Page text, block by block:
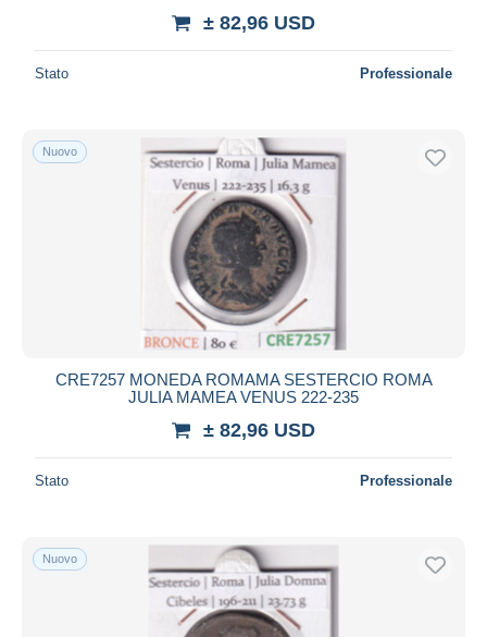
± 82,96 USD
Stato Professionale
Nuovo
CRE7257 MONEDA ROMAMA SESTERCIO ROMA
JULIA MAMEA VENUS 222-235
± 82,96 USD
Stato Professionale
Nuovo